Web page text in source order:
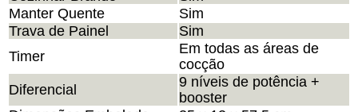
Manter Quente
Sim
Trava de Painel
Sim
Timer
Em todas as áreas de
cocção
Diferencial
9 níveis de potência +
booster